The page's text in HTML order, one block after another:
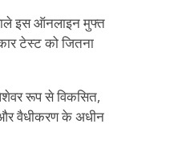
इस ऑनलाइन मुफ्त
टेस्ट को जितना
रूप से विकसित,
वैधीकरण के अधीन